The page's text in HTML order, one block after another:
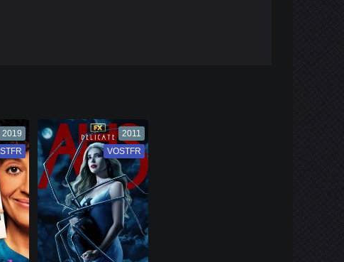
2019
VF
2011
VF
VOSTFR